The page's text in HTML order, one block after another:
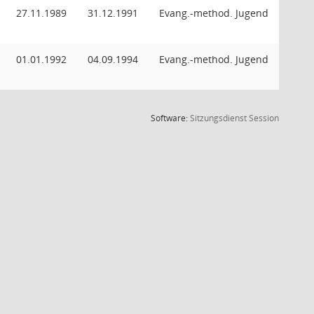
27.11.1989 31.12.1991 Evang.-method. Jugend
01.01.1992 04.09.1994 Evang.-method. Jugend
Software:SitzungsdienstSession(Wird in